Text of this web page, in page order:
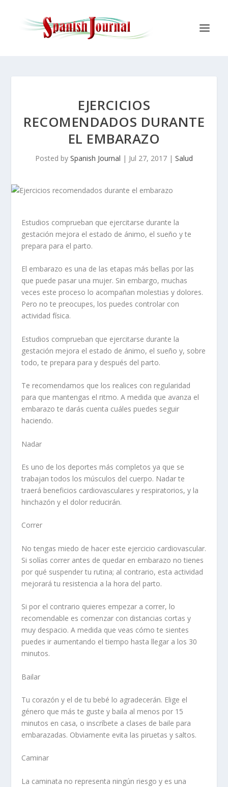
EJERCICIOS
RECOMENDADOS DURANTE
EL EMBARAZO
Posted by Spanish Journal | Jul 27, 2017 | Salud
Estudios comprueban que ejercitarse durante la
gestación mejora el estado de ánimo, el sueño y te
prepara para el parto.
El embarazo es una de las etapas más bellas por las
que puede pasar una mujer. Sin embargo, muchas
veces este proceso lo acompañan molestias y dolores.
Pero no te preocupes, los puedes controlar con
actividad física.
Estudios comprueban que ejercitarse durante la
gestación mejora el estado de ánimo, el sueño y, sobre
todo, te prepara para y después del parto.
Te recomendamos que los realices con regularidad
para que mantengas el ritmo. A medida que avanza el
embarazo te darás cuenta cuáles puedes seguir
haciendo.
Nadar
Es uno de los deportes más completos ya que se
trabajan todos los músculos del cuerpo. Nadar te
traerá beneficios cardiovasculares y respiratorios, y la
hinchazón y el dolor reducirán.
Correr
No tengas miedo de hacer este ejercicio cardiovascular.
Si solías correr antes de quedar en embarazo no tienes
por qué suspender tu rutina; al contrario, esta actividad
mejorará tu resistencia a la hora del parto.
Si por el contrario quieres empezar a correr, lo
recomendable es comenzar con distancias cortas y
muy despacio. A medida que veas cómo te sientes
puedes ir aumentando el tiempo hasta llegar a los 30
minutos.
Bailar
Tu corazón y el de tu bebé lo agradecerán. Elige el
género que más te guste y baila al menos por 15
minutos en casa, o inscríbete a clases de baile para
embarazadas. Obviamente evita las piruetas y saltos.
Caminar
La caminata no representa ningún riesgo y es una